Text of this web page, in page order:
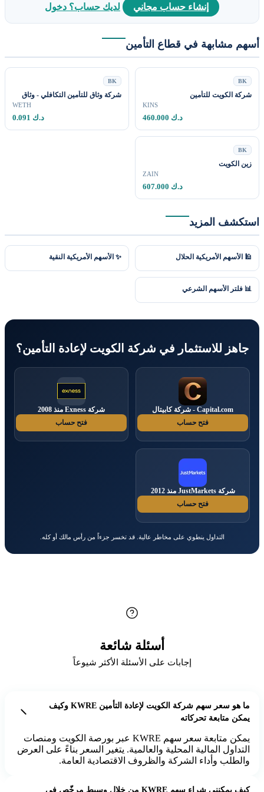
إنشاء حساب مجاني لديك حساب؟ دخول
أسهم مشابهة في قطاع التأمين
BK
شركة الكويت للتأمين
KINS
460.000 د.ك
BK
شركة وثاق للتأمين التكافلي - وثاق
WETH
0.091 د.ك
BK
زين الكويت
ZAIN
607.000 د.ك
استكشف المزيد
🕌 الأسهم الأمريكية الحلال ✨ الأسهم الأمريكية النقية
📊 فلتر الأسهم الشرعي
جاهز للاستثمار في شركة الكويت لإعادة التأمين؟
Capital.com - شركة كابيتال
فتح حساب
شركة Exness منذ 2008
فتح حساب
شركة JustMarkets منذ 2012
فتح حساب
التداول ينطوي على مخاطر عالية. قد تخسر جزءاً من رأس مالك أو كله.
أسئلة شائعة
إجابات على الأسئلة الأكثر شيوعاً
ما هو سعر سهم شركة الكويت لإعادة التأمين KWRE وكيف
يمكن متابعة تحركاته
يمكن متابعة سعر سهم KWRE عبر بورصة الكويت ومنصات
التداول المالية المحلية والعالمية. يتغير السعر بناءً على العرض
والطلب وأداء الشركة والظروف الاقتصادية العامة.
كيف يمكنني شراء سهم KWRE من خلال وسيط مرخّص في